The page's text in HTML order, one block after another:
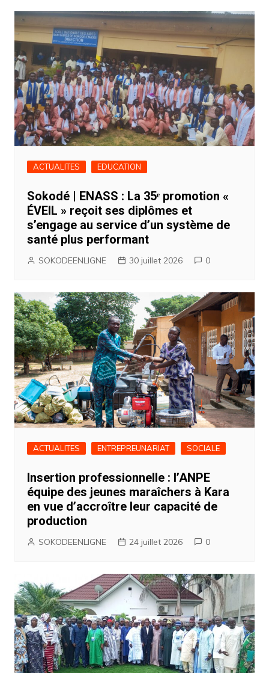
l’article
ACTUALITES EDUCATION
Sokodé | ENASS : La 35ᵉ promotion «
ÉVEIL » reçoit ses diplômes et
s’engage au service d’un système de
santé plus performant
SOKODEENLIGNE 30 juillet 2026 0
ACTUALITES ENTREPREUNARIAT SOCIALE
Insertion professionnelle : l’ANPE
équipe des jeunes maraîchers à Kara
en vue d’accroître leur capacité de
production
SOKODEENLIGNE 24 juillet 2026 0